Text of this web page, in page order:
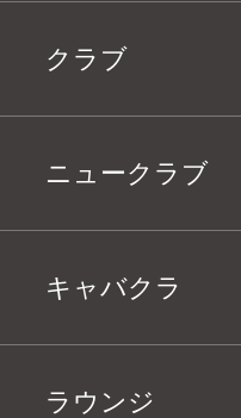
クラブ
ニュークラブ
キャバクラ
ラウンジ